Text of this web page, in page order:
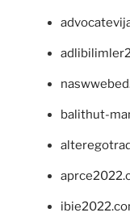
balithut-